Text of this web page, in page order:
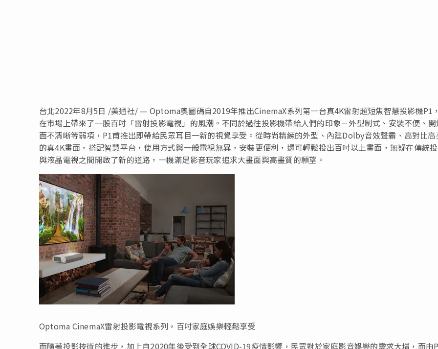
台北2022年8月5日 /美通社/ — Optoma奧圖碼自2019年推出CinemaX系列第一台真4K雷射超短焦智慧投影機P1
在市場上帶來了一股百吋「雷射投影電視」的風潮。不同於過往投影機帶給人們的印象－外型制式、安裝不便、
面不清晰等弱項，P1甫推出即帶給民眾耳目一新的視覺享受。從時尚精練的外型、內建Dolby音效聲霸、高對比
的真4K畫面，搭配智慧平台，使用方式與一般電視無異，安裝更便利，還可輕鬆投出百吋以上畫面，無疑在傳統
與液晶電視之間開啟了新的道路，一機滿足影音玩家追求大畫面與高畫質的願望。
Optoma CinemaX雷射投影電視系列，百吋家庭娛樂輕鬆享受
而隨著投影技術的進步，加上自2020年後受到全球COVID-19疫情影響，民眾對於家庭影音娛樂的需求大增，而由